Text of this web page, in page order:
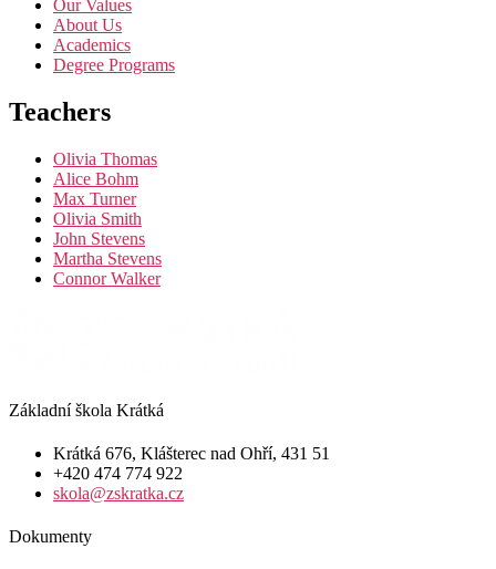
Our Values
About Us
Academics
Degree Programs
Teachers
Olivia Thomas
Alice Bohm
Max Turner
Olivia Smith
John Stevens
Martha Stevens
Connor Walker
Základní škola Krátká
Krátká 676, Klášterec nad Ohří, 431 51
+420 474 774 922
skola@zskratka.cz
Dokumenty